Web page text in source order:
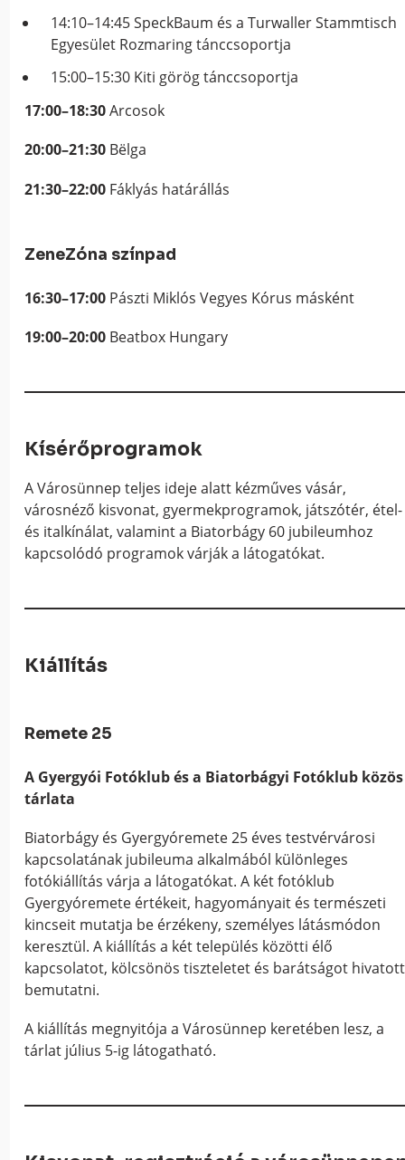
14:10–14:45 SpeckBaum és a Turwaller Stammtisch
Egyesület Rozmaring tánccsoportja
15:00–15:30 Kiti görög tánccsoportja
17:00–18:30Arcosok
20:00–21:30 Bëlga
21:30–22:00 Fáklyás határállás
ZeneZóna színpad
16:30–17:00 Pászti Miklós Vegyes Kórus másként
19:00–20:00 Beatbox Hungary
Kísérőprogramok
A Városünnep teljes ideje alatt kézműves vásár,
városnéző kisvonat, gyermekprogramok, játszótér, étel-
és italkínálat, valamint a Biatorbágy 60 jubileumhoz
kapcsolódó programok várják a látogatókat.
Kiállítás
Remete 25
A Gyergyói Fotóklub és a Biatorbágyi Fotóklub közös
tárlata
Biatorbágy és Gyergyóremete 25 éves testvérvárosi
kapcsolatának jubileuma alkalmából különleges
fotókiállítás várja a látogatókat. A két fotóklub
Gyergyóremete értékeit, hagyományait és természeti
kincseit mutatja be érzékeny, személyes látásmódon
keresztül. A kiállítás a két település közötti élő
kapcsolatot, kölcsönös tiszteletet és barátságot hivatott
bemutatni.
A kiállítás megnyitója a Városünnep keretében lesz, a
tárlat július 5-ig látogatható.